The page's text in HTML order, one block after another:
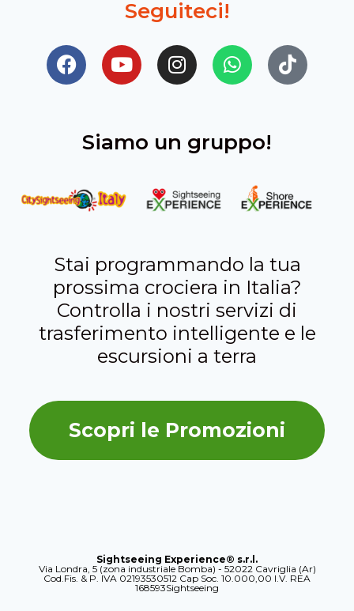
Seguiteci!
Siamo un gruppo!
Stai programmando la tua
prossima crociera in Italia?
Controlla i nostri servizi di
trasferimento intelligente e le
escursioni a terra
Scopri le Promozioni
Sightseeing Experience® s.r.l.
Via Londra, 5 (zona industriale Bomba) - 52022 Cavriglia (Ar)
Cod.Fis. & P. IVA 02193530512 Cap Soc. 10.000,00 I.V. REA
168593Sightseeing